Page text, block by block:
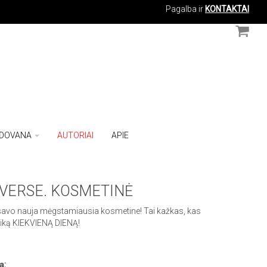
Pagalba ir KONTAKTAI
DOVANA AUTORIAI APIE
KOSMETINĖ
nauja mėgstamiausia kosmetine! Tai kažkas, kas
KIEKVIENĄ DIENĄ!